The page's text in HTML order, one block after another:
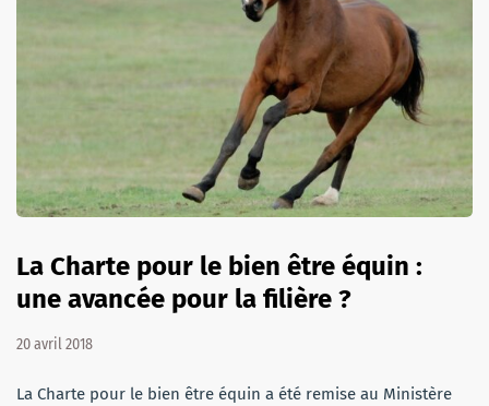
La Charte pour le bien être équin :
une avancée pour la filière ?
20 avril 2018
La Charte pour le bien être équin a été remise au Ministère